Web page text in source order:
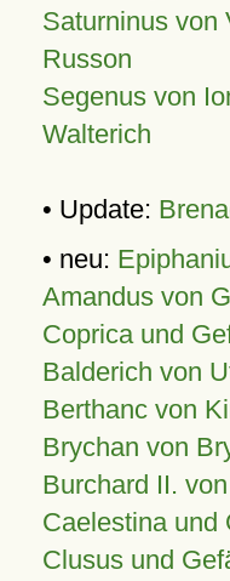
Saturninus von
Russon
Segenus von
Walterich
• Update:
• neu:
Amandus von
Coprica und
Balderich von
Berthanc von
Brychan von
Burchard II.
Caelestina und
Clusus und